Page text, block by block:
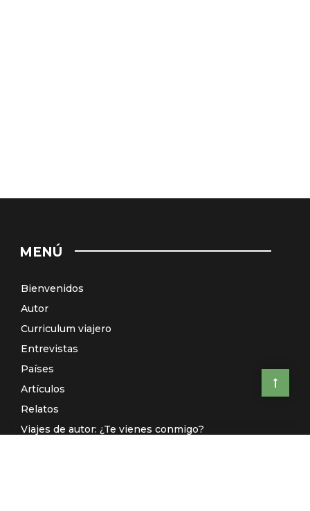
MENÚ
Bienvenidos
Autor
Curriculum viajero
Entrevistas
Países
Artículos
Relatos
Viajes de autor: ¿Te vienes conmigo?